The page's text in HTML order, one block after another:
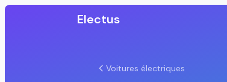
Electus
Voitures électriques